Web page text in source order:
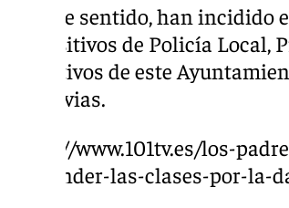
En este sentido, han incidido
dispositivos de Policía Local,
operativos de este
las lluvias.
https://www.101tv.es/los-
suspender-las-clases-por-la-